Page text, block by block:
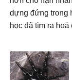
dựng đứng trong
học đã tìm ra